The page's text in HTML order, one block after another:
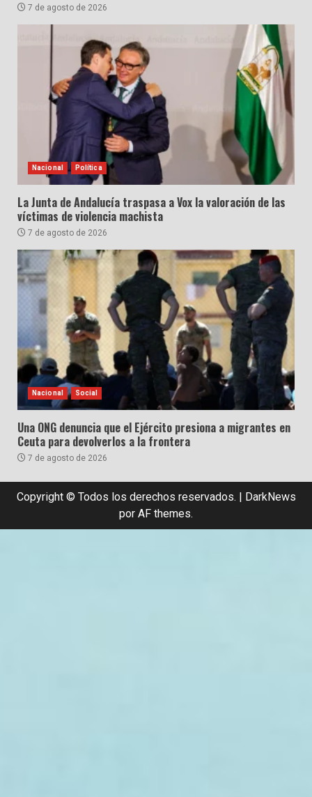
7 de agosto de 2026
Nacional Política
La Junta de Andalucía traspasa a Vox la valoración de las
víctimas de violencia machista
7 de agosto de 2026
Nacional Social
Una ONG denuncia que el Ejército presiona a migrantes en
Ceuta para devolverlos a la frontera
7 de agosto de 2026
Copyright © Todos los derechos reservados. | DarkNews
por AF themes.